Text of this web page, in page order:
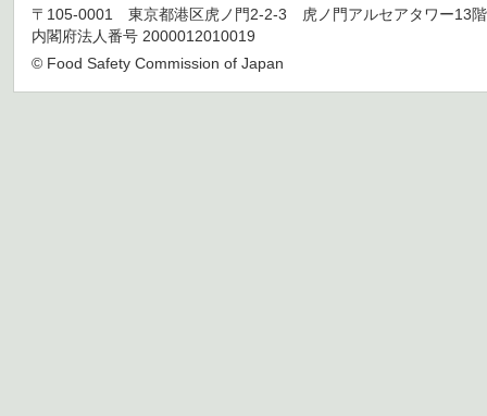
〒105-0001 東京都港区虎ノ門2-2-3 虎ノ門アルセアタワー13
内閣府法人番号 2000012010019
© Food Safety Commission of Japan